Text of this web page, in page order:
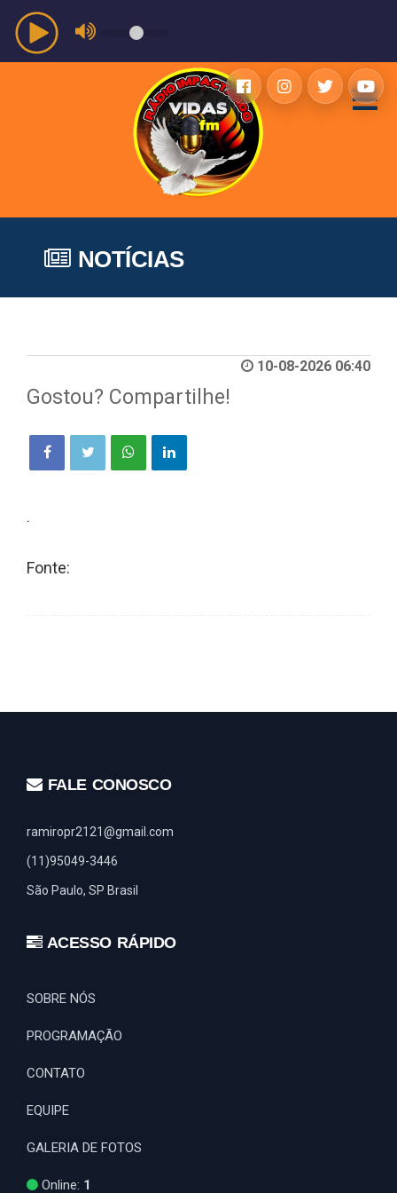
NOTÍCIAS
10-08-2026 06:40
Gostou? Compartilhe!
.
Fonte:
FALE CONOSCO
ramiropr2121@gmail.com
(11)95049-3446
São Paulo, SP Brasil
ACESSO RÁPIDO
SOBRE NÓS
PROGRAMAÇÃO
CONTATO
EQUIPE
GALERIA DE FOTOS
Online: 1